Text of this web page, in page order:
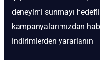
deneyimi sunmayı
kampanyalarımızdan
indirimlerden yararlanın